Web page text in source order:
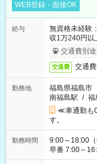
WEB登録・面接OK
給与
無資格未経
収1万240円以
交通費別
交通費 交通
勤務地
福島県福島市
南福島駅 / 福
≪車通勤も
す。
勤務時間
9:00～18:00（休憩60分） ■ご希望
早番 7:00～
と休みを合わ